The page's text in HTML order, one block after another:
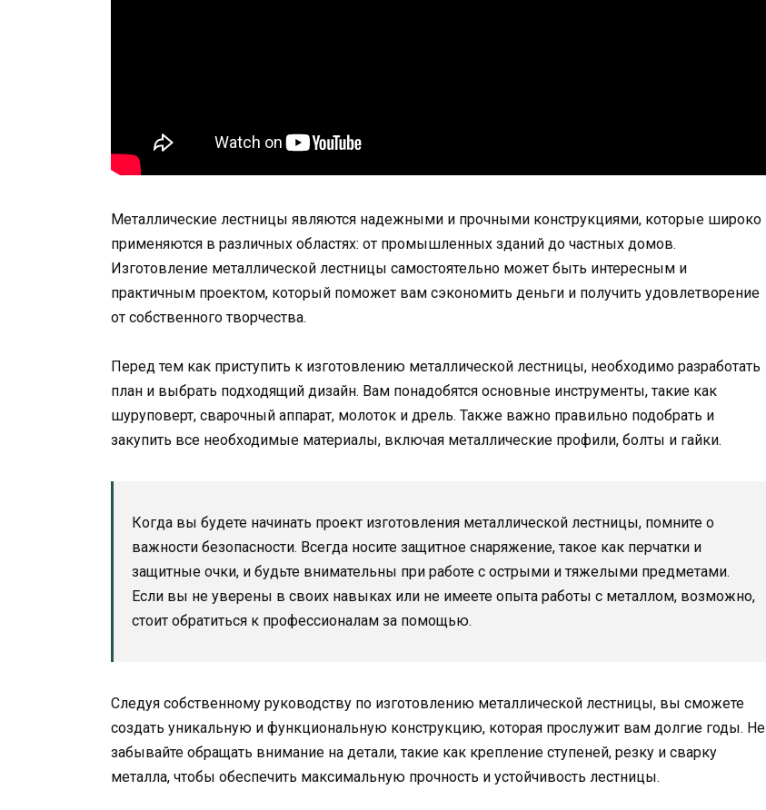
Металлические лестницы являются надежными и прочными конструкциями, которые широко
применяются в различных областях: от промышленных зданий до частных домов.
Изготовление металлической лестницы самостоятельно может быть интересным и
практичным проектом, который поможет вам сэкономить деньги и получить удовлетворение
от собственного творчества.
Перед тем как приступить к изготовлению металлической лестницы, необходимо разработать
план и выбрать подходящий дизайн. Вам понадобятся основные инструменты, такие как
шуруповерт, сварочный аппарат, молоток и дрель. Также важно правильно подобрать и
закупить все необходимые материалы, включая металлические профили, болты и гайки.
Когда вы будете начинать проект изготовления металлической лестницы, помните о
важности безопасности. Всегда носите защитное снаряжение, такое как перчатки и
защитные очки, и будьте внимательны при работе с острыми и тяжелыми предметами.
Если вы не уверены в своих навыках или не имеете опыта работы с металлом, возможно,
стоит обратиться к профессионалам за помощью.
Следуя собственному руководству по изготовлению металлической лестницы, вы сможете
создать уникальную и функциональную конструкцию, которая прослужит вам долгие годы. Не
забывайте обращать внимание на детали, такие как крепление ступеней, резку и сварку
металла, чтобы обеспечить максимальную прочность и устойчивость лестницы.